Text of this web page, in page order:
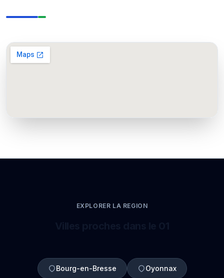
EXPLORER LA REGION
Bourg-en-Bresse Oyonnax